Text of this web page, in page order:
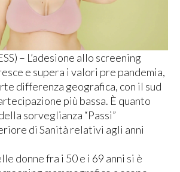
– L’adesione allo screening
e supera i valori pre pandemia,
differenza geografica, con il sud
più bassa. È quanto
sorveglianza “Passi”
di Sanità relativi agli anni
donne fra i 50 e i 69 anni si è